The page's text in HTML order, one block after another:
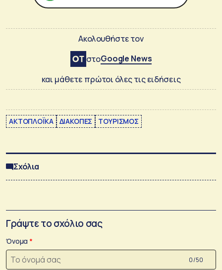
Ακολουθήστε τον
στοGoogle News
και μάθετε πρώτοι όλες τις ειδήσεις
ΑΚΤΟΠΛΟΪΚΑ ΔΙΑΚΟΠΕΣ ΤΟΥΡΙΣΜΟΣ
Σχόλια
Γράψτε το σχόλιο σας
Όνομα
0 /50